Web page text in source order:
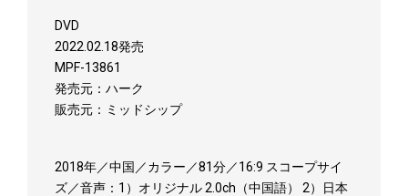
DVD
2022.02.18発売
MPF-13861
発売元：ハーク
販売元：ミッドシップ
2018年／中国／カラー／81分／16:9 スコープサイ
ズ／音声：1）オリジナル 2.0ch（中国語） 2）日本